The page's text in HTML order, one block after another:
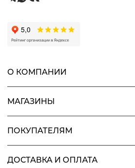
О КОМПАНИИ
МАГАЗИНЫ
ПОКУПАТЕЛЯМ
ДОСТАВКА И ОПЛАТА